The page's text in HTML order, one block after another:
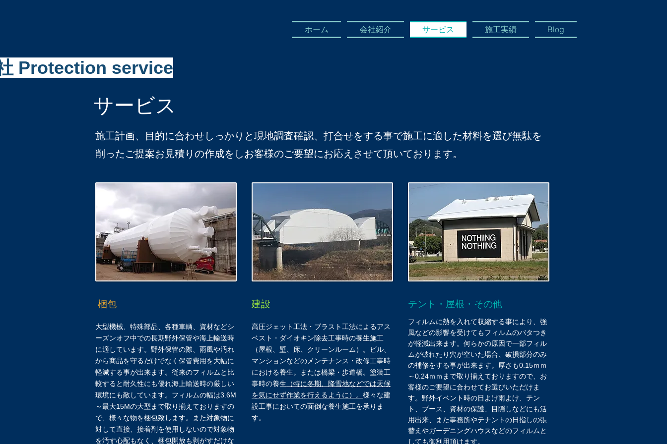
ホーム 会社紹介 サービス 施工実績 Blog
Protection service
サービス
施工計画、目的に合わせしっかりと現地調査確認、打合せをする事で施工に適した材料を選び無駄を
削ったご提案お見積りの作成をしお客様のご要望にお応えさせて頂いております。
梱包
大型機械、特殊部品、各種車輌、資材などシ
ーズンオフ中での長期野外保管や海上輸送時
に適しています。野外保管の際、雨風や汚れ
から商品を守るだけでなく保管費用を大幅に
軽減する事が出来ます。従来のフィルムと比
較すると耐久性にも優れ海上輸送時の厳しい
環境にも敵しています。フィルムの幅は3.6M
～最大15Mの大型まで取り揃えておりますの
で、様々な物を梱包致します。また対象物に
対して直接、接着剤を使用しないので対象物
を汚す心配もなく、梱包開放も剥がすだけな
建設
高圧ジェット工法・ブラスト工法によるアス
ベスト・ダイオキン除去工事時の養生施工
（屋根、壁、床、クリーンルーム）。ビル、
マンションなどのメンテナンス・改修工事時
における養生。または橋梁・歩道橋。塗装工
事時の養生 （特に冬期、降雪地などでは天候
を気にせず作業を行えるように）。 様々な建
設工事においての面倒な養生施工を承りま
す。
テント・屋根・その他
フィルムに熱を入れて収縮する事により、強
風などの影響を受けてもフィルムのバタつき
が軽減出来ます。何らかの原因で一部フィル
ムが破れたり穴が空いた場合、破損部分のみ
の補修をする事が出来ます。厚さも0.15ｍｍ
～0.24ｍｍまで取り揃えて​おりますので、お
客様のご要望に合わせてお選びいただけま
す。野外イベント時の日よけ雨よけ、テン
ト、ブース、資材の保護、目隠しなどにも活
用出来、また事務所やテナントの日指しの張
替えやガーデニングハウスなどのフィルムと
しても御利用頂けます。